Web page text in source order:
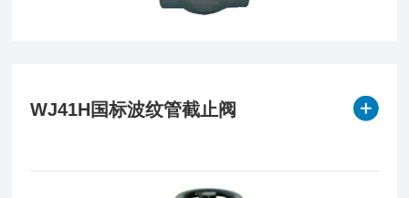
WJ41H国标波纹管截止阀